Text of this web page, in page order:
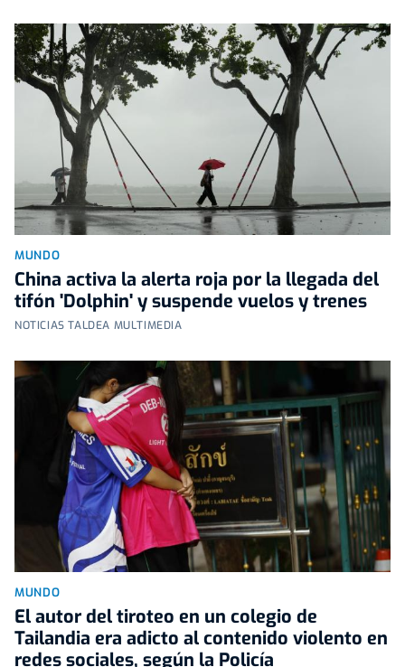
MUNDO
China activa la alerta roja por la llegada del
tifón 'Dolphin' y suspende vuelos y trenes
NOTICIAS TALDEA MULTIMEDIA
MUNDO
El autor del tiroteo en un colegio de
Tailandia era adicto al contenido violento en
redes sociales, según la Policía